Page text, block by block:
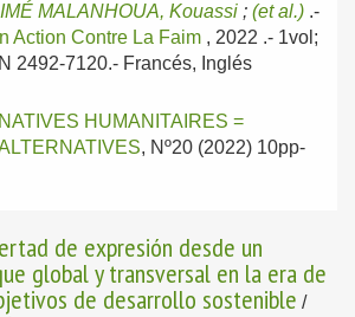
MALANHOUA, Kouassi ; (et al.) .-
Action Contre La Faim , 2022 .- 1vol;
2492-7120.- Francés, Inglés
HUMANITAIRES =
, Nº20 (2022) 10pp-
de expresión desde un
global y transversal en la era de
de desarrollo sostenible /